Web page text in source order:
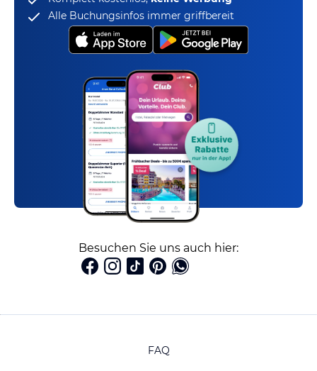
Alle Buchungsinfos immer griffbereit
Besuchen Sie uns auch hier:
FAQ